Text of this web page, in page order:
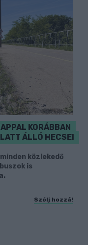
KORÁBBAN
ÁLLÓ HECSEI
közlekedő
is
Szólj hozzá!